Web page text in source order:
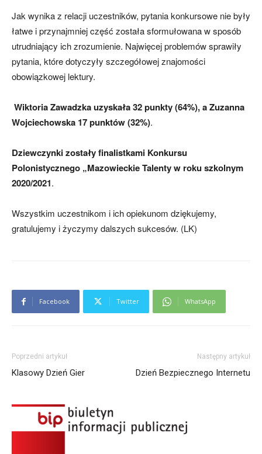
Jak wynika z relacji uczestników, pytania konkursowe nie były
łatwe i przynajmniej część została sformułowana w sposób
utrudniający ich zrozumienie. Najwięcej problemów sprawiły
pytania, które dotyczyły szczegółowej znajomości
obowiązkowej lektury.
Wiktoria Zawadzka uzyskała 32 punkty (64%), a Zuzanna
Wojciechowska 17 punktów (32%).
Dziewczynki zostały finalistkami Konkursu
Polonistycznego „Mazowieckie Talenty w roku szkolnym
2020/2021.
Wszystkim uczestnikom i ich opiekunom dziękujemy,
gratulujemy i życzymy dalszych sukcesów. (LK)
Facebook Twitter WhatsApp
Poprzedni artykuł
Klasowy Dzień Gier
Następny artykuł
Dzień Bezpiecznego Internetu